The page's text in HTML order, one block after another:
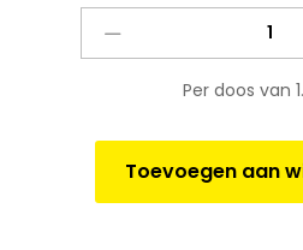
quantity
Per doos van
Toevoegen aan